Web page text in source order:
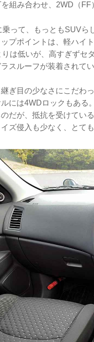
を組み合わせ、2WD（FF
乗って、もっともSUVら
プポイントは、軽ハイ
りは低いが、高すぎずセ
スルーフが装着されて
ぎ目の少なさにこだわ
ルには4WDロックもある
だが、抵抗を受けてい
ズ侵入も少なく、とて